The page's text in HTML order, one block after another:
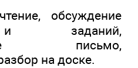
обсуждение
заданий,
письмо,
на доске.